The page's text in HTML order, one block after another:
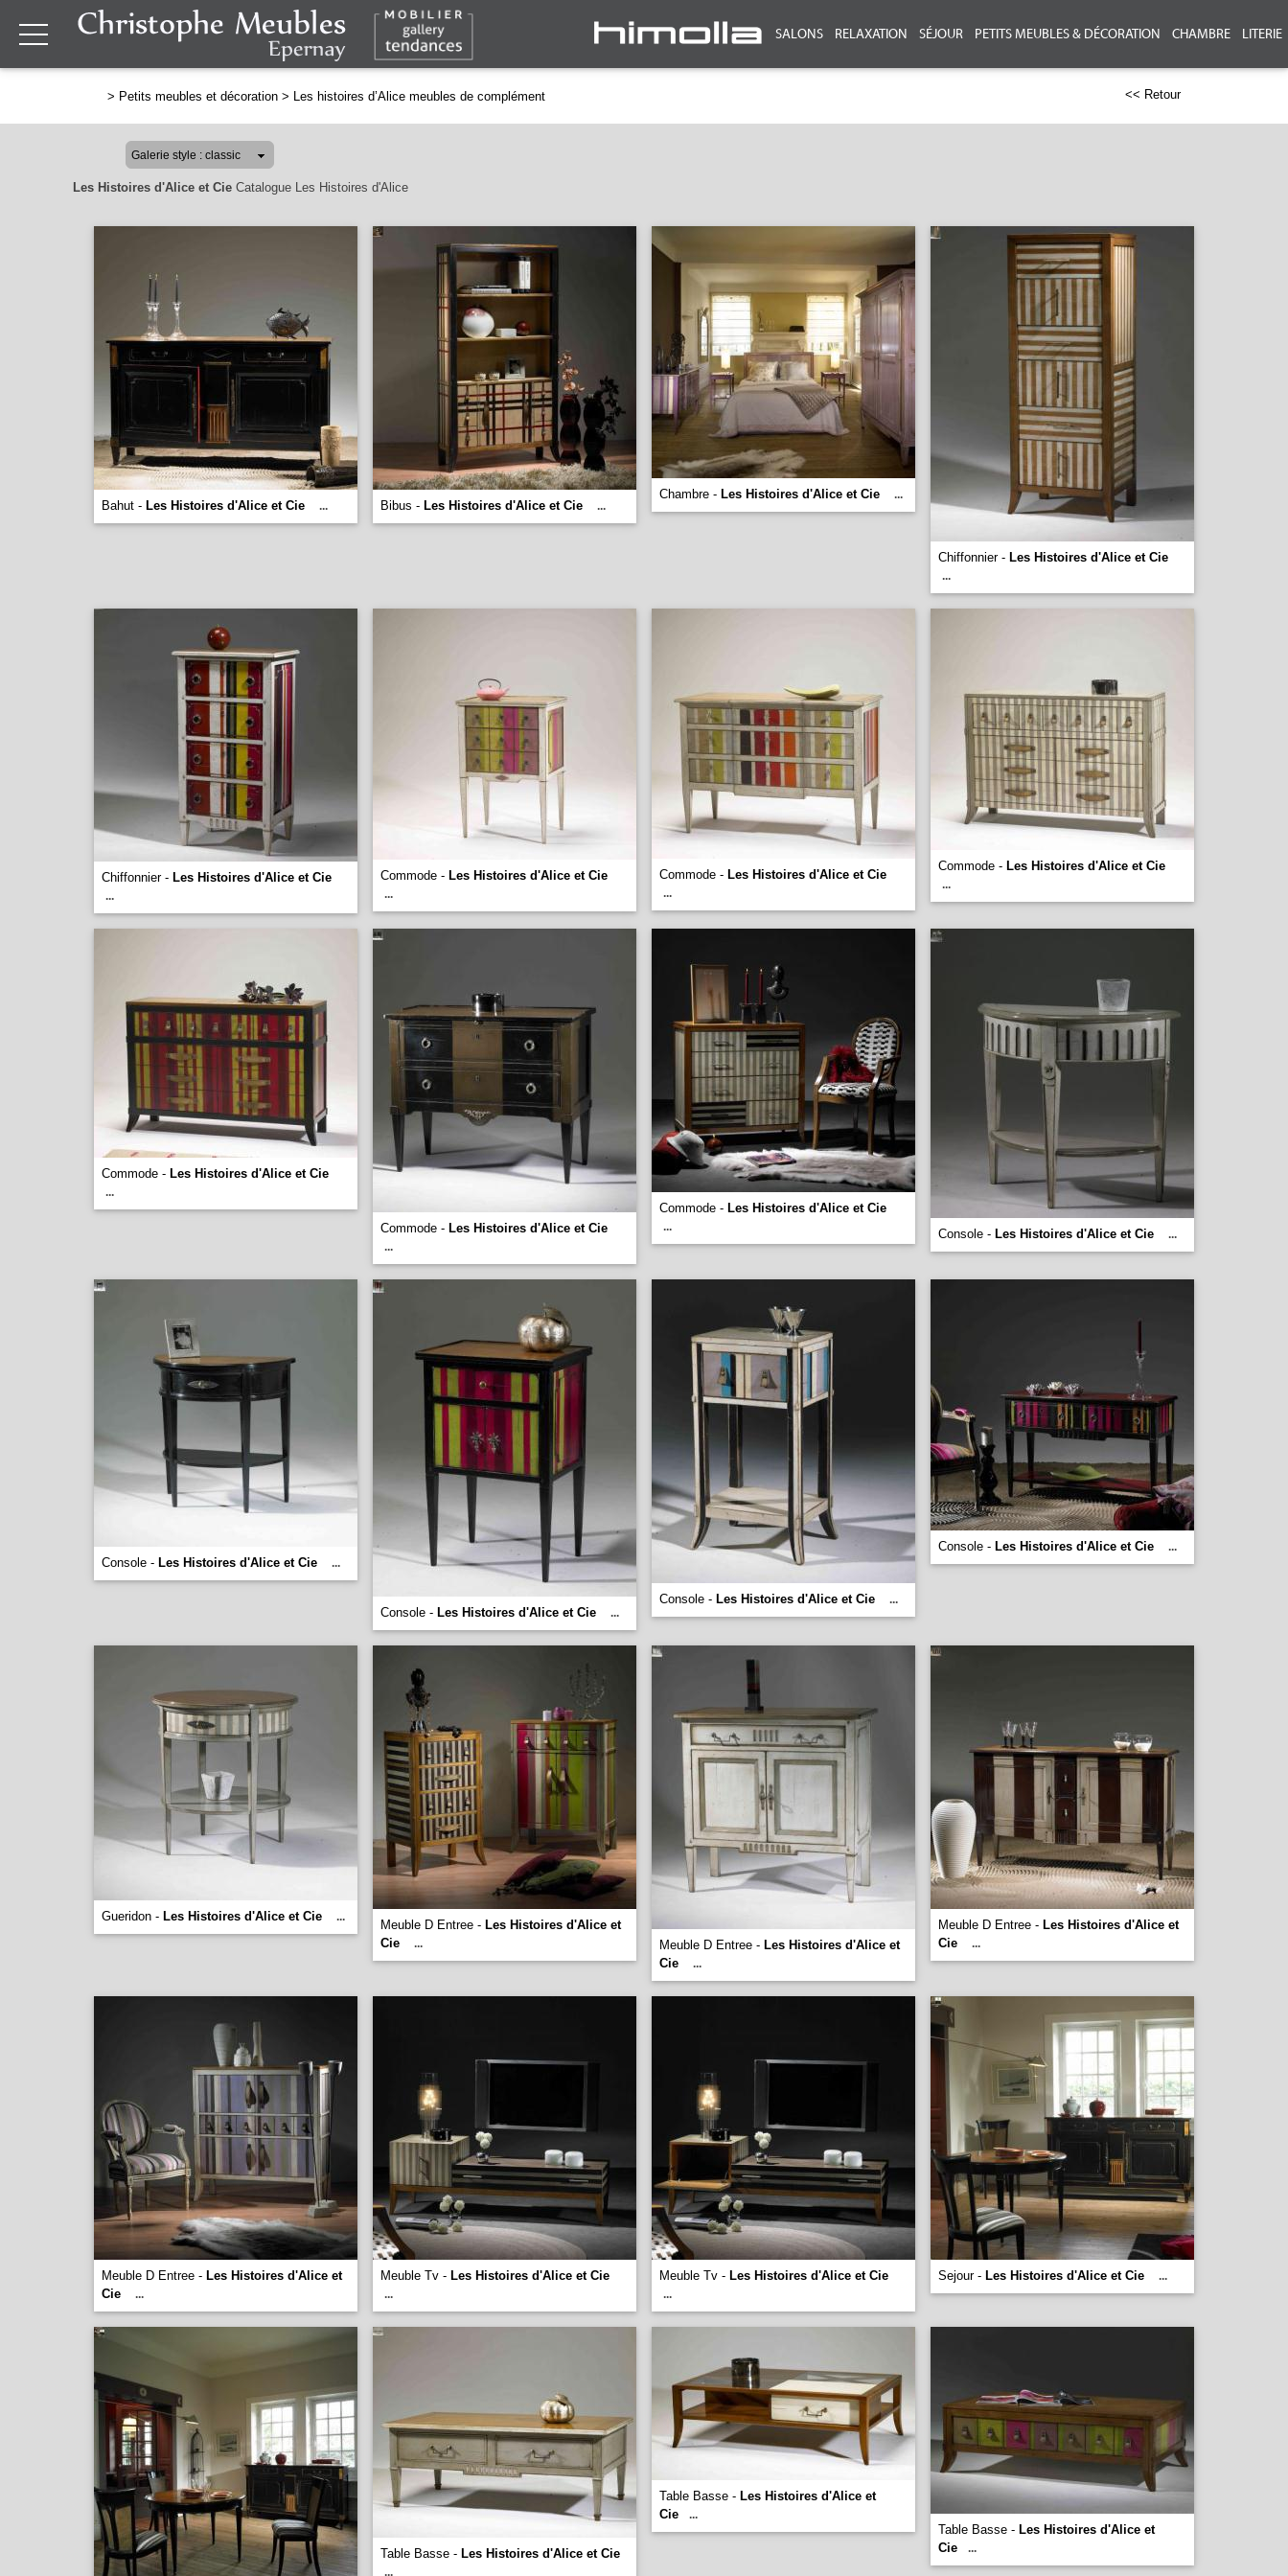
SALONS RELAXATION SÉJOUR PETITS MEUBLES & DÉCORATION CHAMBRE LITERIE
> Petits meubles et décoration > Les histoires d’Alice meubles de complément << Retour
Les Histoires d'Alice et Cie Catalogue Les Histoires d'Alice
Bahut - Les Histoires d'Alice et Cie ... Bibus - Les Histoires d'Alice et Cie ...
Chambre - Les Histoires d'Alice et Cie ...
Chiffonnier - Les Histoires d'Alice et Cie
...
Chiffonnier - Les Histoires d'Alice et Cie
...
Commode - Les Histoires d'Alice et Cie
...
Commode - Les Histoires d'Alice et Cie
...
Commode - Les Histoires d'Alice et Cie
...
Commode - Les Histoires d'Alice et Cie
...
Commode - Les Histoires d'Alice et Cie
...
Commode - Les Histoires d'Alice et Cie
... Console - Les Histoires d'Alice et Cie ...
Console - Les Histoires d'Alice et Cie ...
Console - Les Histoires d'Alice et Cie ...
Console - Les Histoires d'Alice et Cie ...
Console - Les Histoires d'Alice et Cie ...
Gueridon - Les Histoires d'Alice et Cie ...
Meuble D Entree - Les Histoires d'Alice et
Cie
... Meuble D Entree - Les Histoires d'Alice et
Cie
...
Meuble D Entree - Les Histoires d'Alice et
Cie
...
Meuble D Entree - Les Histoires d'Alice et
Cie
...
Meuble Tv - Les Histoires d'Alice et Cie
...
Meuble Tv - Les Histoires d'Alice et Cie
...
Sejour - Les Histoires d'Alice et Cie ...
Table Basse - Les Histoires d'Alice et Cie
...
Table Basse - Les Histoires d'Alice et
Cie
...
Table Basse - Les Histoires d'Alice et
Cie
...